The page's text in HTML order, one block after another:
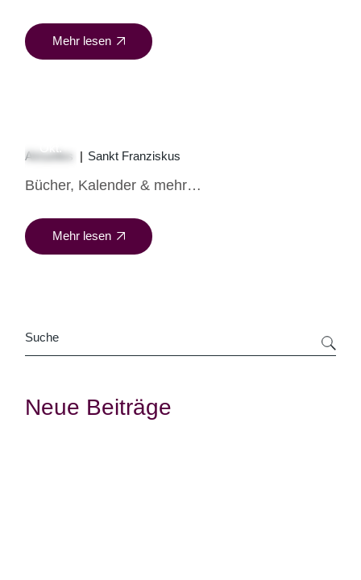
Mehr lesen
Okt.
Aktuelles Sankt Franziskus
Bücher, Kalender & mehr…
Mehr lesen
Neue Beiträge